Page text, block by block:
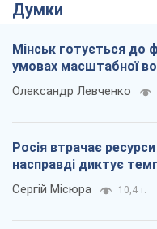
Думки
Мінськ готується до
умовах масштабної
Олександр Левченко
Росія втрачає
насправді диктує
Сергій Місюра 10,4 т.